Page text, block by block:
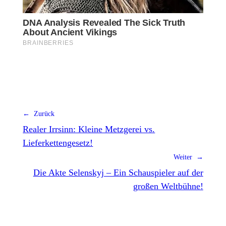
← Zurück
Realer Irrsinn: Kleine Metzgerei vs.
Lieferkettengesetz!
Weiter →
Die Akte Selenskyj – Ein Schauspieler auf der
großen Weltbühne!